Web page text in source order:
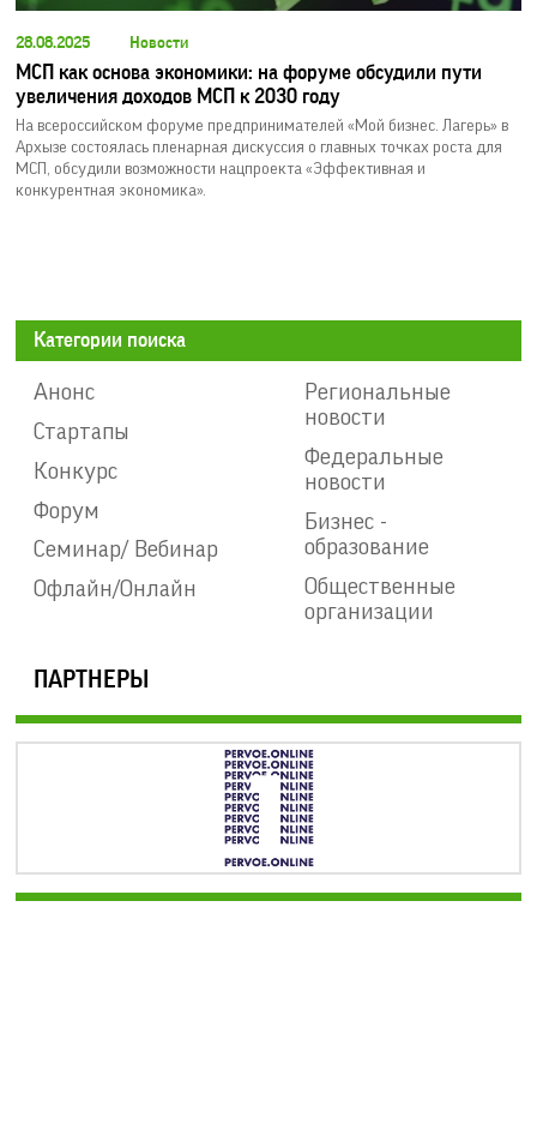
28.08.2025 Новости
МСП как основа экономики: на форуме обсудили пути
увеличения доходов МСП к 2030 году
На всероссийском форуме предпринимателей «Мой бизнес. Лагерь» в
Архызе состоялась пленарная дискуссия о главных точках роста для
МСП, обсудили возможности нацпроекта «Эффективная и
конкурентная экономика».
Категории поиска
Анонс
Стартапы
Конкурс
Форум
Семинар/ Вебинар
Офлайн/Онлайн
Региональные
новости
Федеральные
новости
Бизнес -
образование
Общественные
организации
ПАРТНЕРЫ